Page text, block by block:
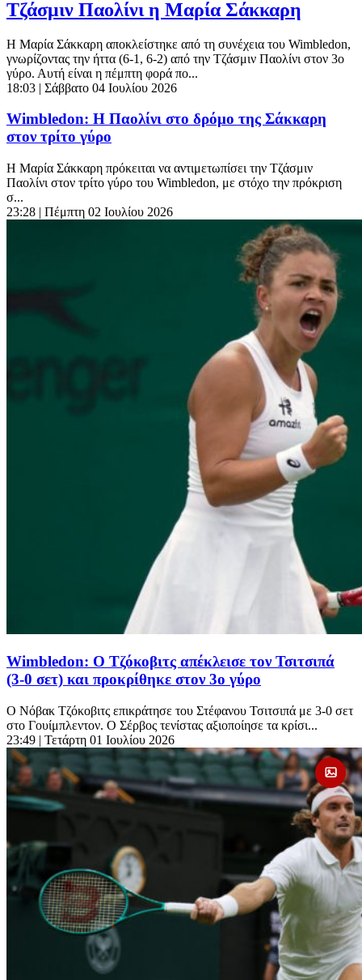
Τζάσμιν Παολίνι η Μαρία Σάκκαρη
Η Μαρία Σάκκαρη αποκλείστηκε από τη συνέχεια του Wimbledon,
γνωρίζοντας την ήττα (6-1, 6-2) από την Τζάσμιν Παολίνι στον 3ο
γύρο. Αυτή είναι η πέμπτη φορά πο...
18:03 | Σάββατο 04 Ιουλίου 2026
Wimbledon: Η Παολίνι στο δρόμο της Σάκκαρη
στον τρίτο γύρο
Η Μαρία Σάκκαρη πρόκειται να αντιμετωπίσει την Τζάσμιν
Παολίνι στον τρίτο γύρο του Wimbledon, με στόχο την πρόκριση
σ...
23:28 | Πέμπτη 02 Ιουλίου 2026
Wimbledon: Ο Τζόκοβιτς απέκλεισε τον Τσιτσιπά
(3-0 σετ) και προκρίθηκε στον 3ο γύρο
Ο Νόβακ Τζόκοβιτς επικράτησε του Στέφανου Τσιτσιπά με 3-0 σετ
στο Γουίμπλεντον. Ο Σέρβος τενίστας αξιοποίησε τα κρίσι...
23:49 | Τετάρτη 01 Ιουλίου 2026